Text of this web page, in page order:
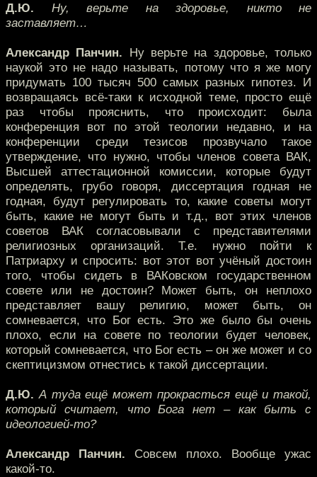
Д.Ю. Ну, верьте на здоровье, никто не
заставляет…
Александр Панчин. Ну верьте на здоровье, только
наукой это не надо называть, потому что я же могу
придумать 100 тысяч 500 самых разных гипотез. И
возвращаясь всё-таки к исходной теме, просто ещё
раз чтобы прояснить, что происходит: была
конференция вот по этой теологии недавно, и на
конференции среди тезисов прозвучало такое
утверждение, что нужно, чтобы членов совета ВАК,
Высшей аттестационной комиссии, которые будут
определять, грубо говоря, диссертация годная не
годная, будут регулировать то, какие советы могут
быть, какие не могут быть и т.д., вот этих членов
советов ВАК согласовывали с представителями
религиозных организаций. Т.е. нужно пойти к
Патриарху и спросить: вот этот вот учёный достоин
того, чтобы сидеть в ВАКовском государственном
совете или не достоин? Может быть, он неплохо
представляет вашу религию, может быть, он
сомневается, что Бог есть. Это же было бы очень
плохо, если на совете по теологии будет человек,
который сомневается, что Бог есть – он же может и со
скептицизмом отнестись к такой диссертации.
Д.Ю. А туда ещё может прокрасться ещё и такой,
который считает, что Бога нет – как быть с
идеологией-то?
Александр Панчин. Совсем плохо. Вообще ужас
какой-то.